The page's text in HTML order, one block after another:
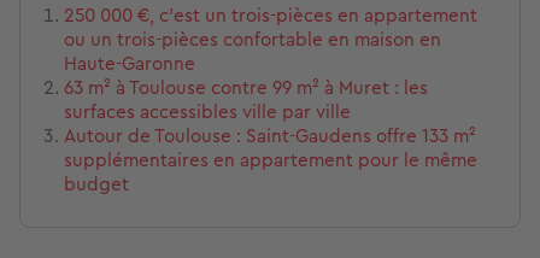
250 000 €, c'est un trois-pièces en appartement
ou un trois-pièces confortable en maison en
Haute-Garonne
63 m² à Toulouse contre 99 m² à Muret : les
surfaces accessibles ville par ville
Autour de Toulouse : Saint-Gaudens offre 133 m²
supplémentaires en appartement pour le même
budget